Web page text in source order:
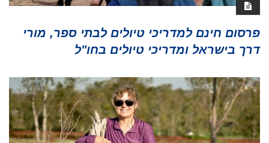
פרסום חינם למדריכי טיולים לבתי ספר, מורי
דרך בישראל ומדריכי טיולים בחו"ל